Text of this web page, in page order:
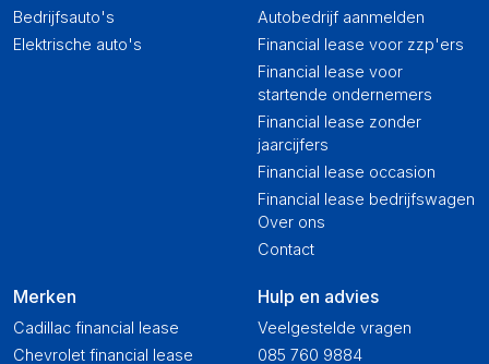
Bedrijfsauto's
Elektrische auto's
Merken
Cadillac financial lease
Chevrolet financial lease
Autobedrijf aanmelden
Financial lease voor zzp'ers
Financial lease voor
startende ondernemers
Financial lease zonder
jaarcijfers
Financial lease occasion
Financial lease bedrijfswagen
Over ons
Contact
Hulp en advies
Veelgestelde vragen
085 760 9884